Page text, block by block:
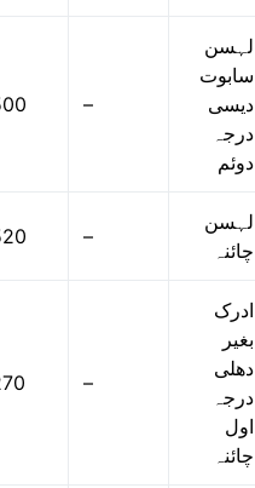
–
لہسن
سابوت
دیسی
درجہ
دوئم
–
لہسن
چائنہ
–
ادرک
بغیر
دھلی
درجہ
اول
چائنہ